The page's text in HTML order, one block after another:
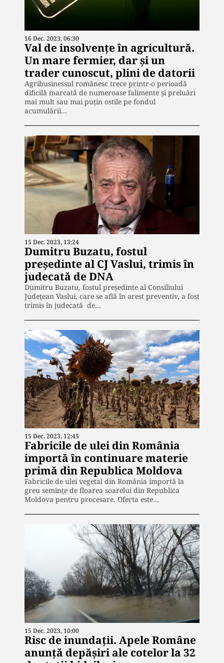
16 Dec. 2023, 06:30
Val de insolvențe în agricultură.
Un mare fermier, dar și un
trader cunoscut, plini de datorii
Agribusinessul românesc trece printr-o perioadă
dificilă marcată de numeroase falimente și preluări
mai mult sau mai puțin ostile pe fondul
acumulării…
15 Dec. 2023, 13:24
Dumitru Buzatu, fostul
preşedinte al CJ Vaslui, trimis în
judecată de DNA
Dumitru Buzatu, fostul preşedinte al Consiliului
Județean Vaslui, care se află în arest preventiv, a fost
trimis în judecată de…
15 Dec. 2023, 12:45
Fabricile de ulei din România
importă în continuare materie
primă din Republica Moldova
Fabricile de ulei vegetal din România importă la
greu semințe de floarea soarelui din Republica
Moldova pentru procesare. Oferta este…
15 Dec. 2023, 10:00
Risc de inundații. Apele Române
anunță depăşiri ale cotelor la 32